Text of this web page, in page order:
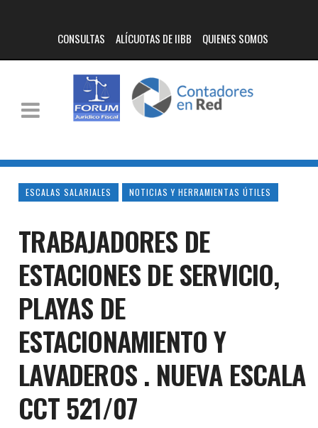
CONSULTAS ALÍCUOTAS DE IIBB QUIENES SOMOS
ESCALAS SALARIALES NOTICIAS Y HERRAMIENTAS ÚTILES
TRABAJADORES DE
ESTACIONES DE SERVICIO,
PLAYAS DE
ESTACIONAMIENTO Y
LAVADEROS . NUEVA ESCALA
CCT 521/07